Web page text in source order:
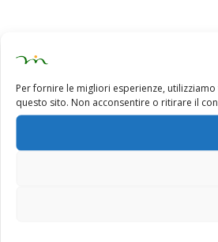
Per fornire le migliori esperienze,
questo sito. Non acconsentire o ritirare il